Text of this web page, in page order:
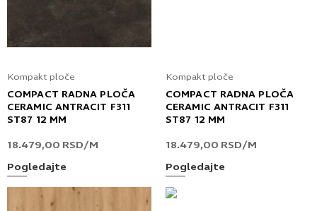
Kompakt ploče
COMPACT RADNA PLOČA
CERAMIC ANTRACIT F311
ST87 12 MM
18.479,00 RSD/M
Pogledajte
Kompakt ploče
COMPACT RADNA PLOČA
CERAMIC ANTRACIT F311
ST87 12 MM
18.479,00 RSD/M
Pogledajte